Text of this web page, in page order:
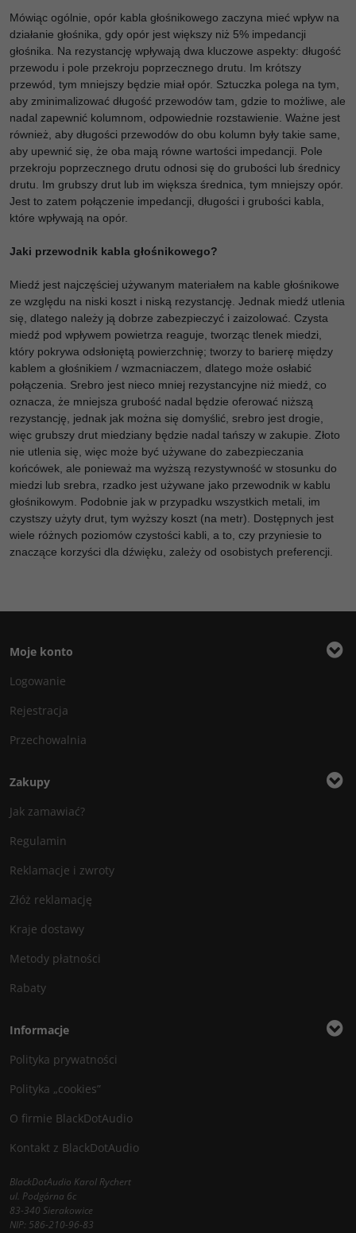
Mówiąc ogólnie, opór kabla głośnikowego zaczyna mieć wpływ na
działanie głośnika, gdy opór jest większy niż 5% impedancji
głośnika. Na rezystancję wpływają dwa kluczowe aspekty: długość
przewodu i pole przekroju poprzecznego drutu. Im krótszy
przewód, tym mniejszy będzie miał opór. Sztuczka polega na tym,
aby zminimalizować długość przewodów tam, gdzie to możliwe, ale
nadal zapewnić kolumnom, odpowiednie rozstawienie. Ważne jest
również, aby długości przewodów do obu kolumn były takie same,
aby upewnić się, że oba mają równe wartości impedancji. Pole
przekroju poprzecznego drutu odnosi się do grubości lub średnicy
drutu. Im grubszy drut lub im większa średnica, tym mniejszy opór.
Jest to zatem połączenie impedancji, długości i grubości kabla,
które wpływają na opór.
Jaki przewodnik kabla głośnikowego?
Miedź jest najczęściej używanym materiałem na kable głośnikowe
ze względu na niski koszt i niską rezystancję. Jednak miedź utlenia
się, dlatego należy ją dobrze zabezpieczyć i zaizolować. Czysta
miedź pod wpływem powietrza reaguje, tworząc tlenek miedzi,
który pokrywa odsłoniętą powierzchnię; tworzy to barierę między
kablem a głośnikiem / wzmacniaczem, dlatego może osłabić
połączenia. Srebro jest nieco mniej rezystancyjne niż miedź, co
oznacza, że ​​mniejsza grubość nadal będzie oferować niższą
rezystancję, jednak jak można się domyślić, srebro jest drogie,
więc grubszy drut miedziany będzie nadal tańszy w zakupie. Złoto
nie utlenia się, więc może być używane do zabezpieczania
końcówek, ale ponieważ ma wyższą rezystywność w stosunku do
miedzi lub srebra, rzadko jest używane jako przewodnik w kablu
głośnikowym. Podobnie jak w przypadku wszystkich metali, im
czystszy użyty drut, tym wyższy koszt (na metr). Dostępnych jest
wiele różnych poziomów czystości kabli, a to, czy przyniesie to
znaczące korzyści dla dźwięku, zależy od osobistych preferencji.
Moje konto
Logowanie
Rejestracja
Przechowalnia
Zakupy
Jak zamawiać?
Regulamin
Reklamacje i zwroty
Złóż reklamację
Kraje dostawy
Metody płatności
Rabaty
Informacje
Polityka prywatności
Polityka „cookies”
O firmie BlackDotAudio
Kontakt z BlackDotAudio
BlackDotAudio Karol Rychert
ul. Podgórna 6c
83-340 Sierakowice
NIP: 586-210-96-83